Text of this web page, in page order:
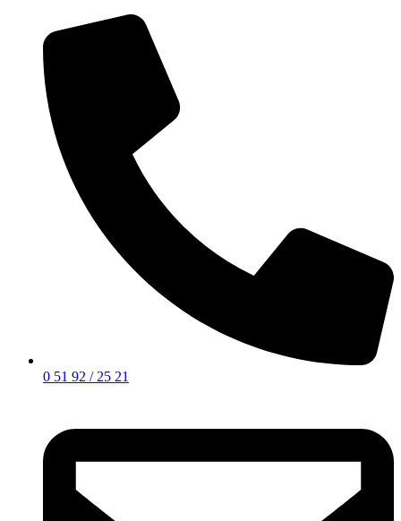
0 51 92 / 25 21